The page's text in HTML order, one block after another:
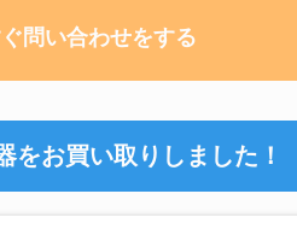
問い合わせをする
をお買い取りしました！